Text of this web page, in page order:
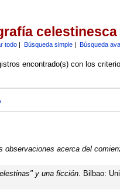
celestinesca
todo| Búsqueda simple| Búsqueda
encontrado(s) con los
observaciones acerca del
y una ficción. Bilbao: